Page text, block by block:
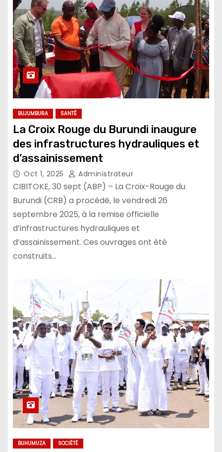
BUJUMBURA SANTÉ
La Croix Rouge du Burundi inaugure
des infrastructures hydrauliques et
d’assainissement
Oct 1, 2025 Administrateur
CIBITOKE, 30 sept (ABP) – La Croix-Rouge du
Burundi (CRB) a procédé, le vendredi 26
septembre 2025, à la remise officielle
d’infrastructures hydrauliques et
d’assainissement. Ces ouvrages ont été
construits…
BUHUMUZA SOCIÉTÉ